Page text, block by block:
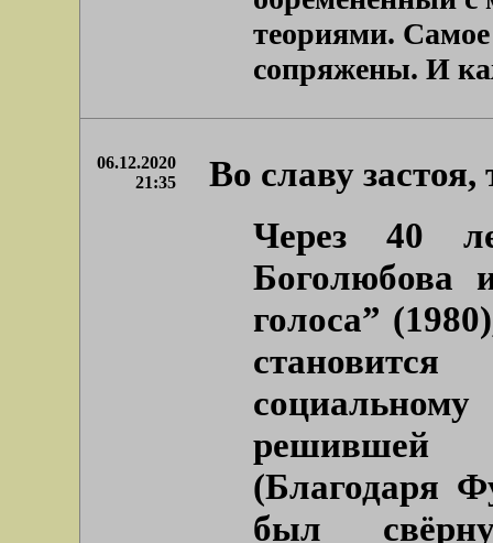
теориями.
сопряжены. И
06.12.2020
21:35
Во славу
Через 40
Боголюбова
голоса”
решившей
(Благодаря
был